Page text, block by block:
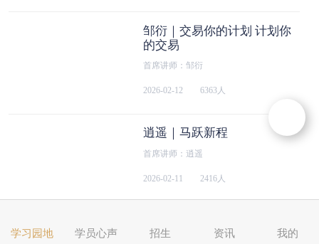
邹衍｜交易你的计划 计划你
的交易
首席讲师：邹衍
2026-02-12 6363人
逍遥｜马跃新程
首席讲师：逍遥
2026-02-11 2416人
邹衍｜拆解买点的核心逻辑
学习园地 学员心声 招生 资讯 我的